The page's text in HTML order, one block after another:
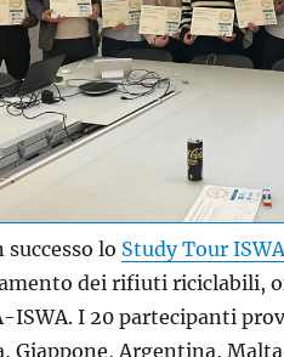
successo lo Study Tour ISWA
dei rifiuti riciclabili,
ISWA. I 20 partecipanti
Giappone, Argentina,